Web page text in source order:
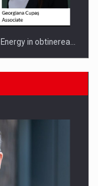
in obtinerea…